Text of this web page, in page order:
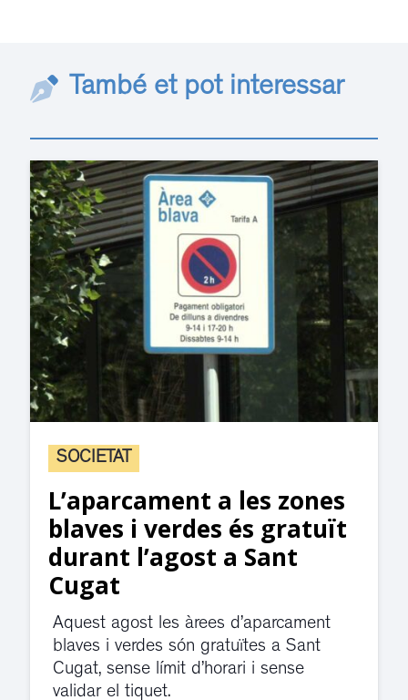
També et pot interessar
SOCIETAT
L’aparcament a les zones
blaves i verdes és gratuït
durant l’agost a Sant
Cugat
Aquest agost les àrees d’aparcament
blaves i verdes són gratuïtes a Sant
Cugat, sense límit d’horari i sense
validar el tiquet.